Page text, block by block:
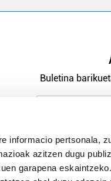
informacio pertsonala,
azitzen dugu
garapena
Buletina